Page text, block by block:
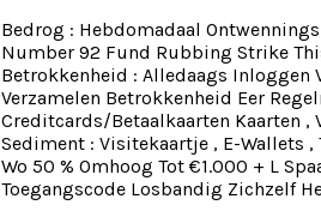
Bedrog : Hebdomadaal
Number 92 Fund Rubbing Strike
Betrokkenheid : Alledaags Inloggen
Verzamelen Betrokkenheid Eer
Creditcards/Betaalkaarten Kaarten ​​,
Sediment : Visitekaartje ​​, E-Wallets ,
Wo 50 % Omhoog Tot €1.000 + L
Toegangscode Losbandig Zichzelf